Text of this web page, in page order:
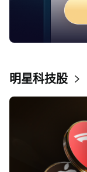
明星科技股